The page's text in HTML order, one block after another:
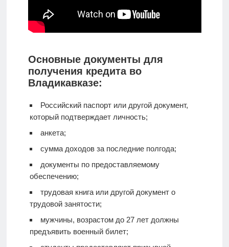
Основные документы для
получения кредита во
Владикавказе:
Российский паспорт или другой документ,
который подтверждает личность;
анкета;
сумма доходов за последние полгода;
документы по предоставляемому
обеспечению;
трудовая книга или другой документ о
трудовой занятости;
мужчины, возрастом до 27 лет должны
предъявить военный билет;